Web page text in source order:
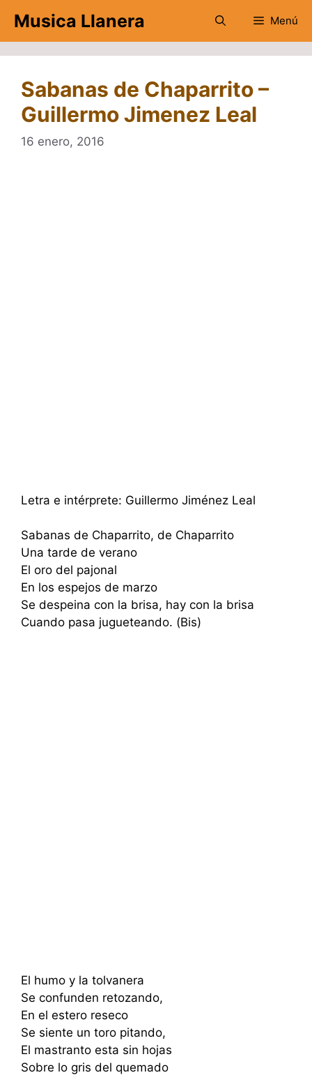
contenido
Musica Llanera Menú
Sabanas de Chaparrito –
Guillermo Jimenez Leal
16 enero, 2016
Letra e intérprete: Guillermo Jiménez Leal
Sabanas de Chaparrito, de Chaparrito
Una tarde de verano
El oro del pajonal
En los espejos de marzo
Se despeina con la brisa, hay con la brisa
Cuando pasa jugueteando. (Bis)
El humo y la tolvanera
Se confunden retozando,
En el estero reseco
Se siente un toro pitando,
El mastranto esta sin hojas
Sobre lo gris del quemado